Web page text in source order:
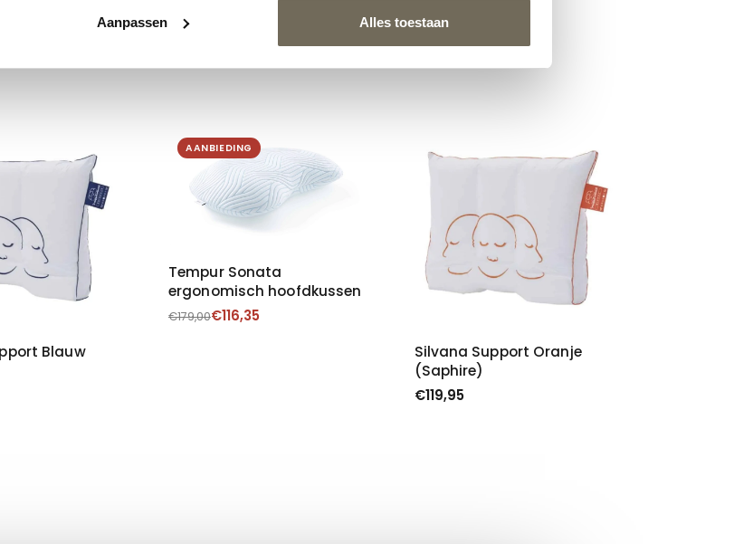
Aanpassen Alles toestaan
Blauw
AANBIEDING
Tempur Sonata
ergonomisch hoofdkussen
€179,00€116,35
Silvana Support Oranje
(Saphire)
€119,95